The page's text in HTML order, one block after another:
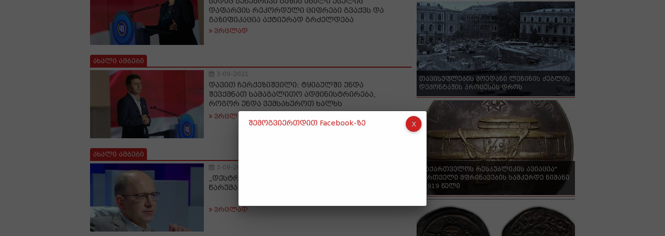
დაფარვის რეკორდული ციფრები გვაქვს და
გაზიფიკაცია აქტიურად გრძელდება
ვრცლად
ახალი ამბები
3-09-2021
დავით ჩერქეზიშვილი: ტყიბულში უნდა
შევქმნათ სამაგალითო ადმინისტრირება,
როგორ უნდა ვემსახუროთ ხალხს
ვრცლად
ახალი ამბები
3-09-2021
„დესტრუქციული ოპოზიციის მორიგი
წარუმატებელი მავნებლობა…“ – გია აბაშიძე
ვრცლად
თავისუფლების მოედანი ლენინის ძეგლის
დემონტაჟის პროცესის დროს
"საქართველოს რესპუბლიკის ავიაცია"
ქართველი მფრინავების სამკერდე ნიშანი
- 1919 წელი
შემოგვიერთდით Facebook-ზე